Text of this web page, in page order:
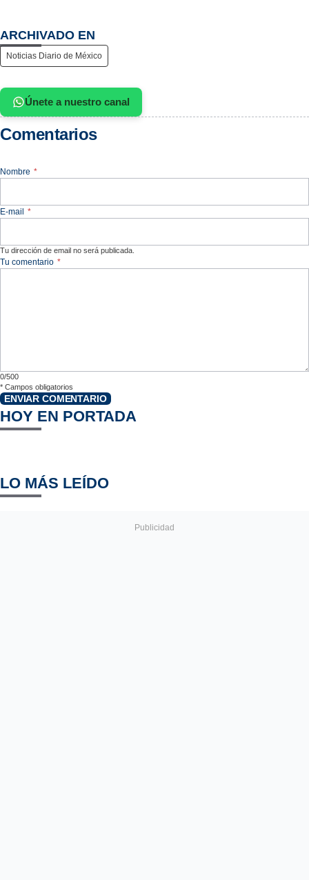
ARCHIVADO EN
Noticias Diario de México
Únete a nuestro canal
Comentarios
Nombre *
E-mail *
Tu dirección de email no será publicada.
Tu comentario *
0/500
* Campos obligatorios
ENVIAR COMENTARIO
HOY EN PORTADA
LO MÁS LEÍDO